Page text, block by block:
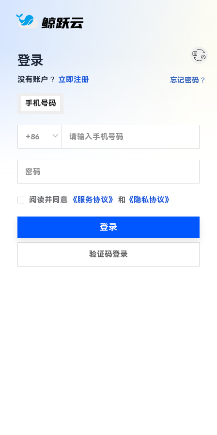
登录
没有账户？ 立即注册
手机号码
阅读并同意 《服务协议》 和 《隐私协议》
忘记密码？
登录
验证码登录